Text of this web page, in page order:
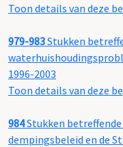
Toon details van deze
979-983Stukken
1996-2003
Toon details van deze
984Stukken
dempingsbeleid en de